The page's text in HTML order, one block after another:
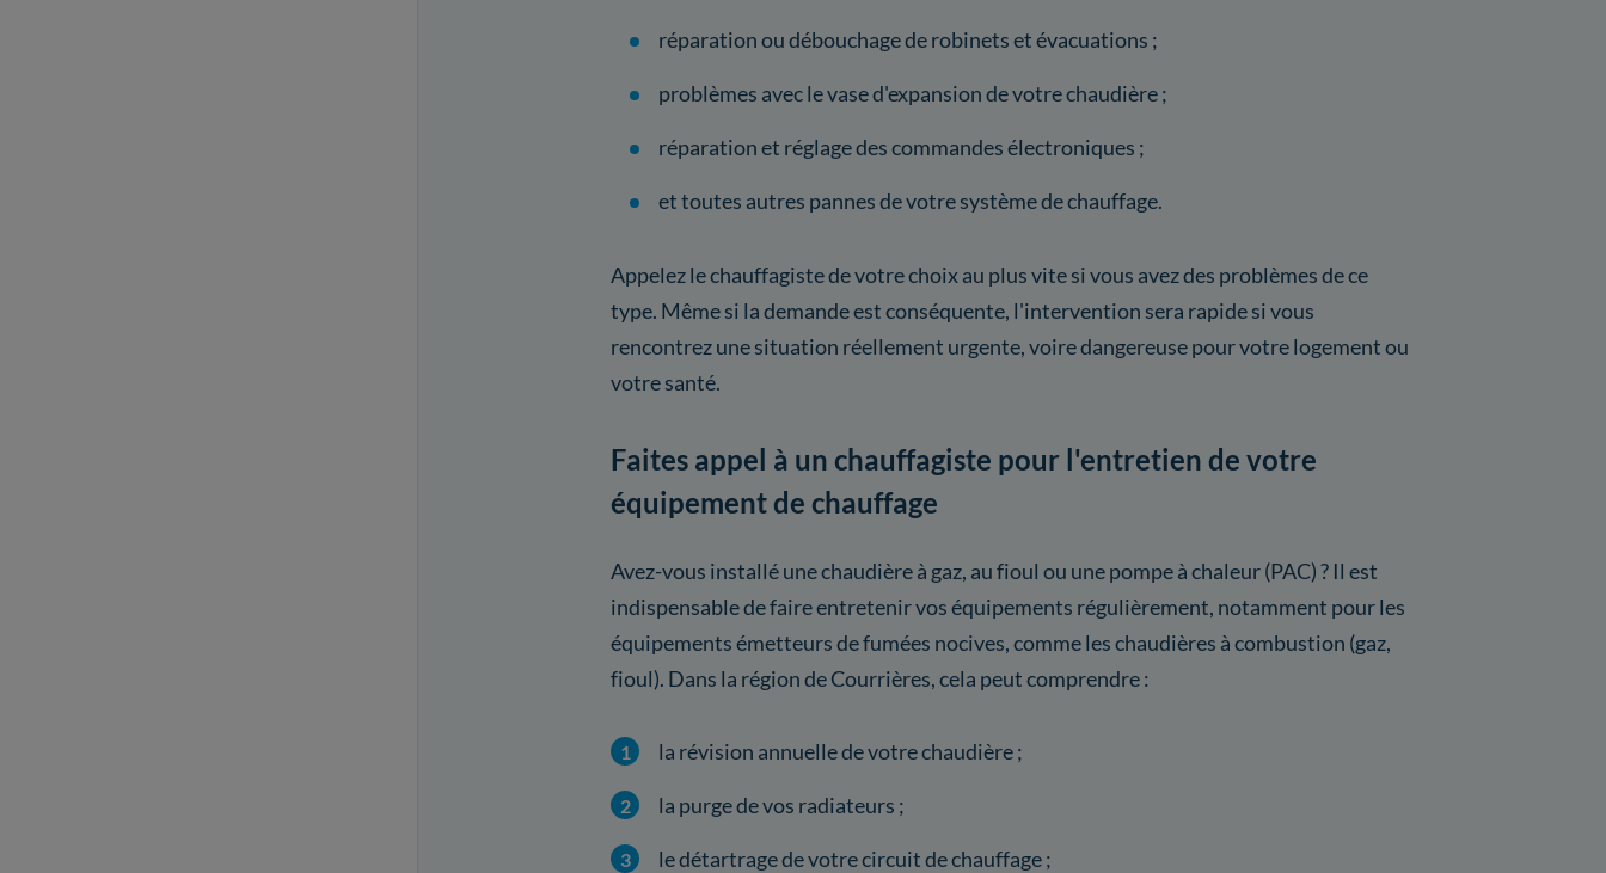
réparation ou débouchage de robinets et évacuations ;
problèmes avec le vase d'expansion de votre chaudière ;
réparation et réglage des commandes électroniques ;
et toutes autres pannes de votre système de chauffage.
Appelez le chauffagiste de votre choix au plus vite si vous avez des problèmes de ce
type. Même si la demande est conséquente, l'intervention sera rapide si vous
rencontrez une situation réellement urgente, voire dangereuse pour votre logement ou
votre santé.
Faites appel à un chauffagiste pour l'entretien de votre
équipement de chauffage
Avez-vous installé une chaudière à gaz, au fioul ou une pompe à chaleur (PAC) ? Il est
indispensable de faire entretenir vos équipements régulièrement, notamment pour les
équipements émetteurs de fumées nocives, comme les chaudières à combustion (gaz,
fioul). Dans la région de Courrières, cela peut comprendre :
la révision annuelle de votre chaudière ;
la purge de vos radiateurs ;
le détartrage de votre circuit de chauffage ;